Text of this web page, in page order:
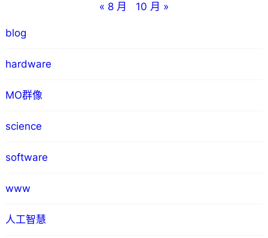
« 8 月
10 月 »
blog
hardware
MO群像
science
software
www
人工智慧